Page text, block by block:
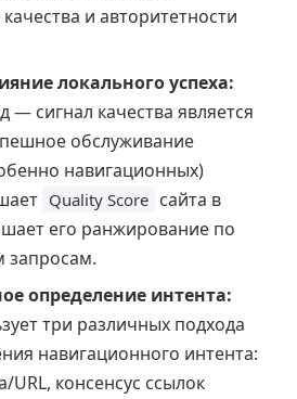
и авторитетности
локального успеха:
сигнал качества является
обслуживание
навигационных)
Quality Score сайта в
его ранжирование по
запросам.
определение интента:
три различных подхода
навигационного интента:
URL, консенсус ссылок